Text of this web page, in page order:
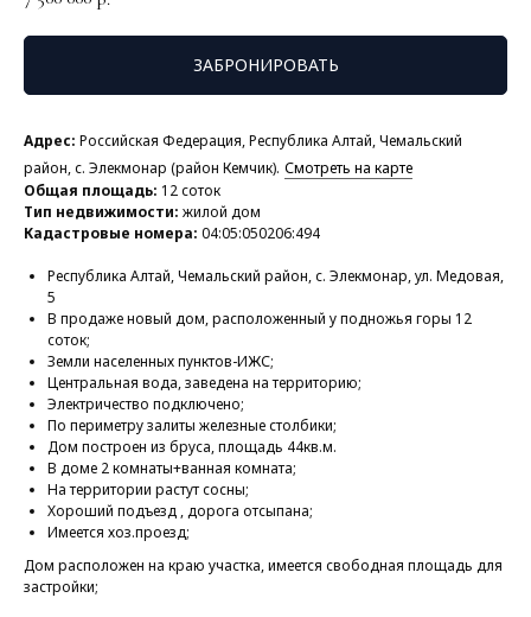
ЗАБРОНИРОВАТЬ
Адрес: Российская Федерация, Республика Алтай, Чемальский
район, с. Элекмонар (район Кемчик). Смотреть на карте
Общая площадь: 12 соток
Тип недвижимости: жилой дом
Кадастровые номера: 04:05:050206:494
Республика Алтай, Чемальский район, с. Элекмонар, ул. Медовая,
5
В продаже новый дом, расположенный у подножья горы 12
соток;
Земли населенных пунктов-ИЖС;
Центральная вода, заведена на территорию;
Электричество подключено;
По периметру залиты железные столбики;
Дом построен из бруса, площадь 44кв.м.
В доме 2 комнаты+ванная комната;
На территории растут сосны;
Хороший подъезд , дорога отсыпана;
Имеется хоз.проезд;
Дом расположен на краю участка, имеется свободная площадь для
застройки;